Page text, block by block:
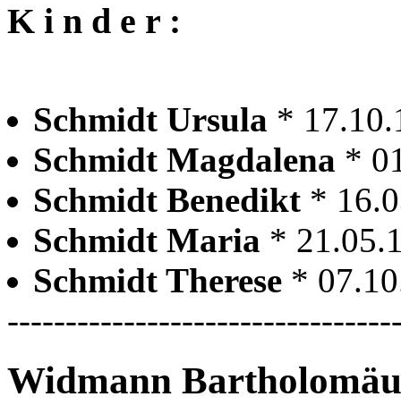
K i n d e r :
Schmidt Ursula *
Schmidt Magdalena *
Schmidt Benedikt *
Schmidt Maria *
Schmidt Therese *
Widmann